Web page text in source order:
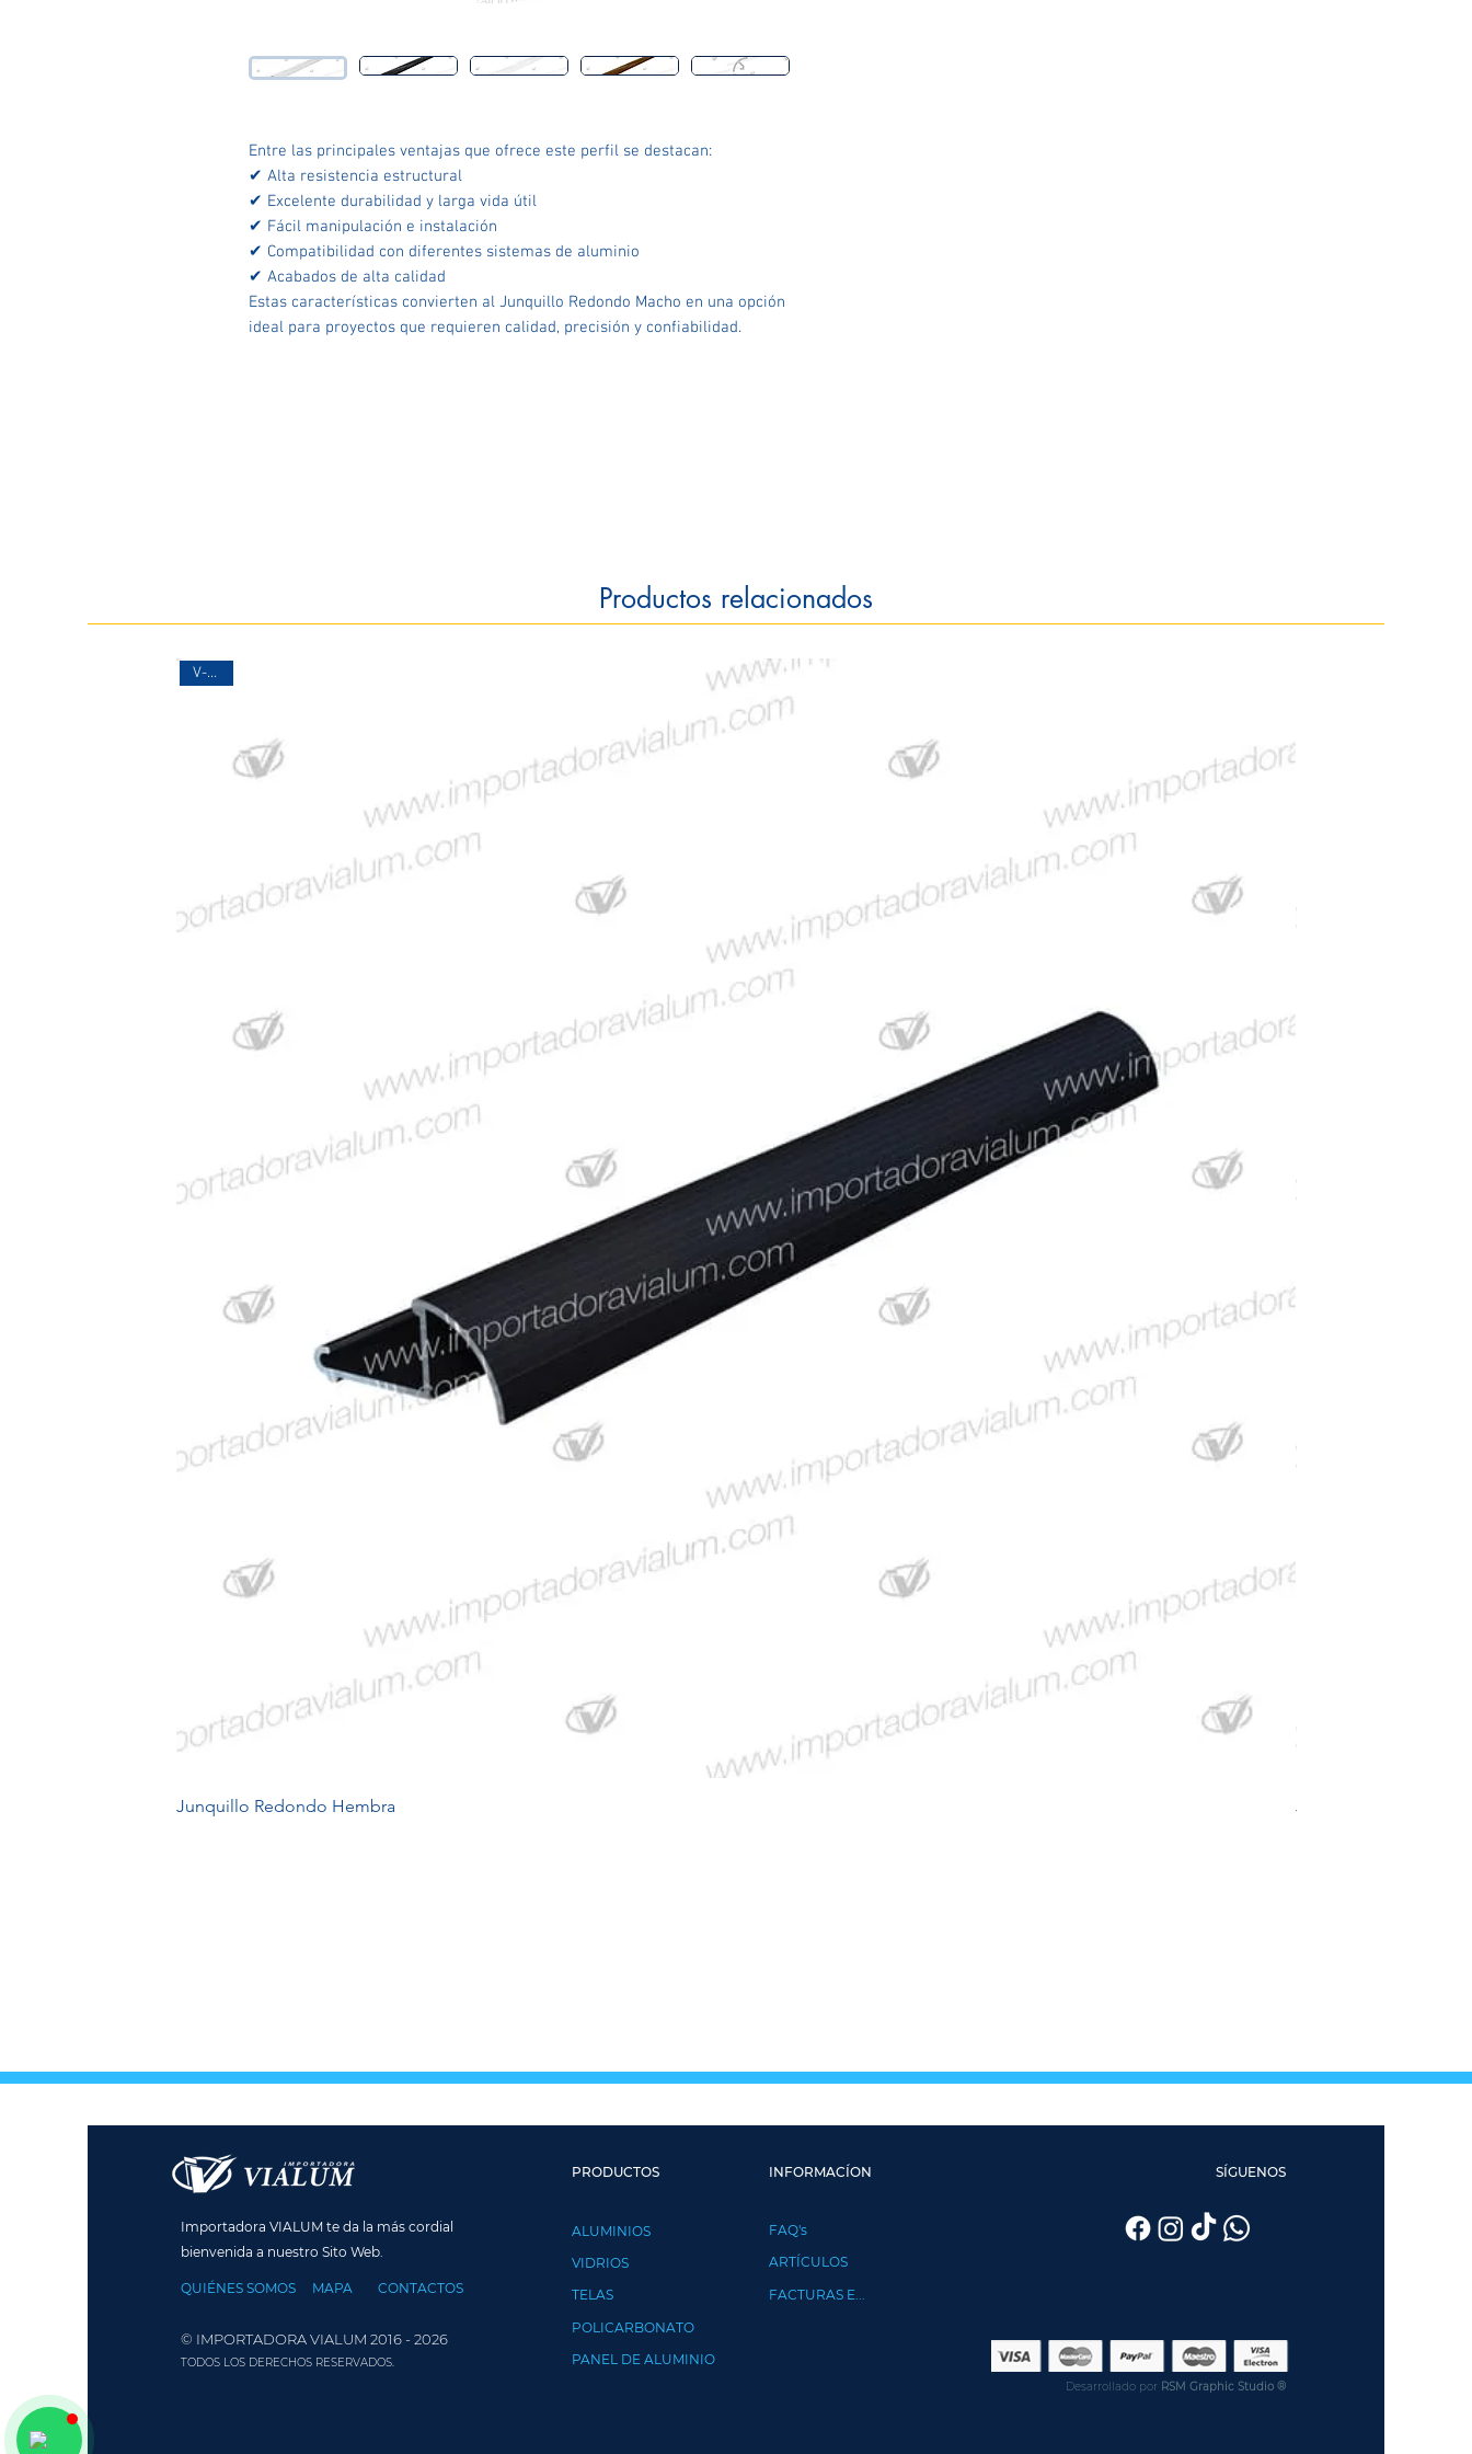
Entre las principales ventajas que ofrece este perfil se destacan:
✔ Alta resistencia estructural
✔ Excelente durabilidad y larga vida útil
✔ Fácil manipulación e instalación
✔ Compatibilidad con diferentes sistemas de aluminio
✔ Acabados de alta calidad
Estas características convierten al Junquillo Redondo Macho en una opción
ideal para proyectos que requieren calidad, precisión y confiabilidad.
Productos relacionados
V-2357
Junquillo Redondo Hembra Junquillo Plano
Importadora VIALUM te da la más cordial
bienvenida a nuestro Sito Web.
QUIÉNES SOMOS MAPA CONTACTOS
© IMPORTADORA VIALUM 2016 - 2026
TODOS LOS DERECHOS RESERVADOS.
PRODUCTOS
ALUMINIOS
VIDRIOS
TELAS
INFORMACÍON
FAQ's
ARTÍCULOS
FACTURAS E...
POLICARBONATO
PANEL DE ALUMINIO
SÍGUENOS
Desarrollado por RSM Graphic Studio ®